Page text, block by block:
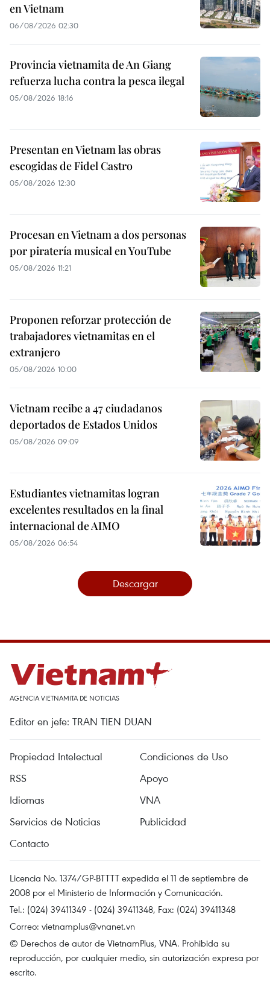
en Vietnam
06/08/2026 02:30
Provincia vietnamita de An Giang
refuerza lucha contra la pesca ilegal
05/08/2026 18:16
Presentan en Vietnam las obras
escogidas de Fidel Castro
05/08/2026 12:30
Procesan en Vietnam a dos personas
por piratería musical en YouTube
05/08/2026 11:21
Proponen reforzar protección de
trabajadores vietnamitas en el
extranjero
05/08/2026 10:00
Vietnam recibe a 47 ciudadanos
deportados de Estados Unidos
05/08/2026 09:09
Estudiantes vietnamitas logran
excelentes resultados en la final
internacional de AIMO
05/08/2026 06:54
Descargar
AGENCIA VIETNAMITA DE NOTICIAS
Editor en jefe: TRAN TIEN DUAN
Propiedad Intelectual
Condiciones de Uso
RSS
Apoyo
Idiomas
VNA
Servicios de Noticias
Publicidad
Contacto
Licencia No. 1374/GP-BTTTT expedida el 11 de septiembre de
2008 por el Ministerio de Información y Comunicación.
Tel.: (024) 39411349 - (024) 39411348, Fax: (024) 39411348
Correo: vietnamplus@vnanet.vn
© Derechos de autor de VietnamPlus, VNA. Prohibida su
reproducción, por cualquier medio, sin autorización expresa por
escrito.